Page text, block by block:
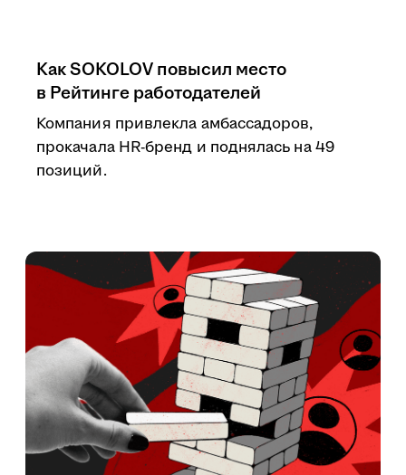
Как SOKOLOV повысил место
в Рейтинге работодателей
Компания привлекла амбассадоров,
прокачала HR-бренд и поднялась на 49
позиций.